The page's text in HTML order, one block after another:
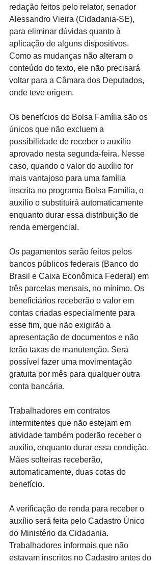
redação feitos pelo relator, senador
Alessandro Vieira (Cidadania-SE),
para eliminar dúvidas quanto à
aplicação de alguns dispositivos.
Como as mudanças não alteram o
conteúdo do texto, ele não precisará
voltar para a Câmara dos Deputados,
onde teve origem.
Os benefícios do Bolsa Família são os
únicos que não excluem a
possibilidade de receber o auxílio
aprovado nesta segunda-feira. Nesse
caso, quando o valor do auxílio for
mais vantajoso para uma família
inscrita no programa Bolsa Família, o
auxílio o substituirá automaticamente
enquanto durar essa distribuição de
renda emergencial.
Os pagamentos serão feitos pelos
bancos públicos federais (Banco do
Brasil e Caixa Econômica Federal) em
três parcelas mensais, no mínimo. Os
beneficiários receberão o valor em
contas criadas especialmente para
esse fim, que não exigirão a
apresentação de documentos e não
terão taxas de manutenção. Será
possível fazer uma movimentação
gratuita por mês para qualquer outra
conta bancária.
Trabalhadores em contratos
intermitentes que não estejam em
atividade também poderão receber o
auxílio, enquanto durar essa condição.
Mães solteiras receberão,
automaticamente, duas cotas do
benefício.
A verificação de renda para receber o
auxílio será feita pelo Cadastro Único
do Ministério da Cidadania.
Trabalhadores informais que não
estavam inscritos no Cadastro antes do